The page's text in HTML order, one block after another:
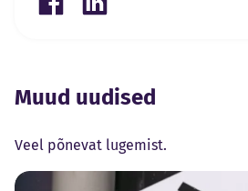
Share on Facebook
Share on LinkedIn
Muud uudised
Veel põnevat lugemist.